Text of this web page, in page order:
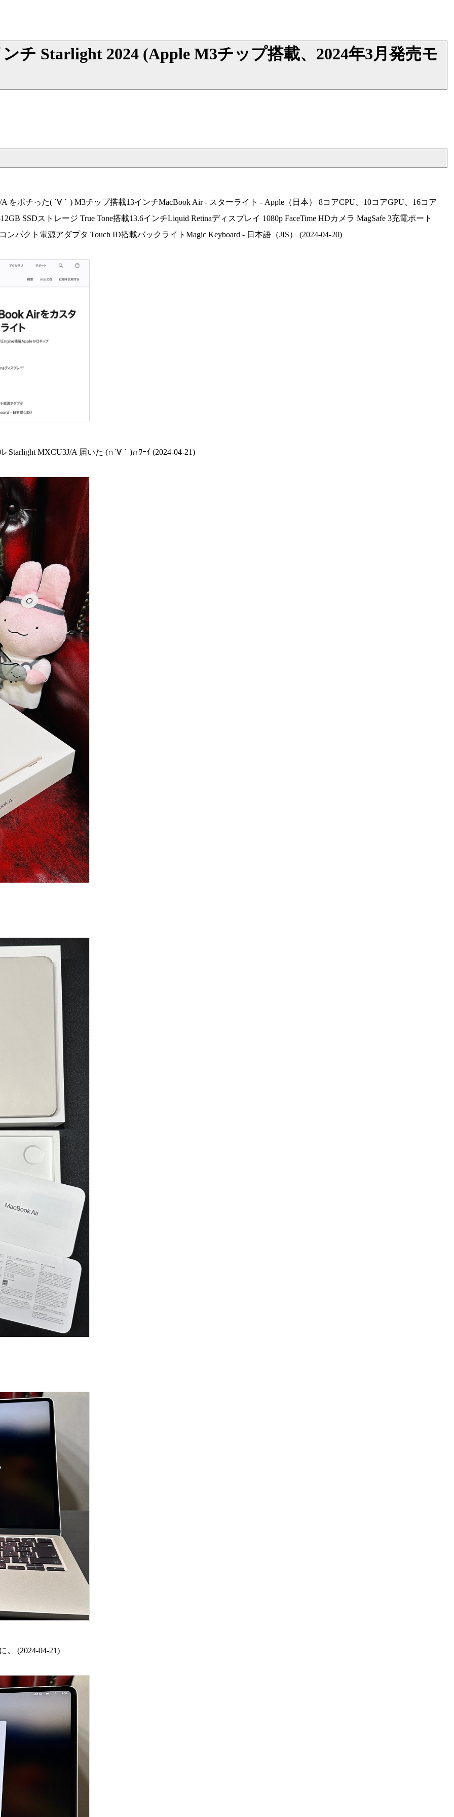
チ Starlight 2024 (Apple M3チップ搭載、2024年3月発売モ
をポチった( ´∀｀) M3チップ搭載13インチMacBook Air - スターライト - Apple（日本） 8コアCPU、10コアGPU、16コア
SSDストレージ True Tone搭載13.6インチLiquid Retinaディスプレイ 1080p FaceTime HDカメラ MagSafe 3充電ポート
ンパクト電源アダプタ Touch ID搭載バックライトMagic Keyboard - 日本語（JIS） (2024-04-20)
Starlight MXCU3J/A 届いた (∩´∀｀)∩ﾜｰｲ (2024-04-21)
。 (2024-04-21)